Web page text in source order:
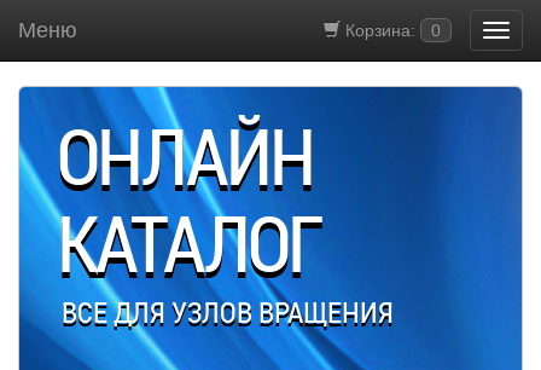
Корзина: 0
Меню
ОНЛАЙН
КАТАЛОГ
ВСЕ ДЛЯ УЗЛОВ ВРАЩЕНИЯ